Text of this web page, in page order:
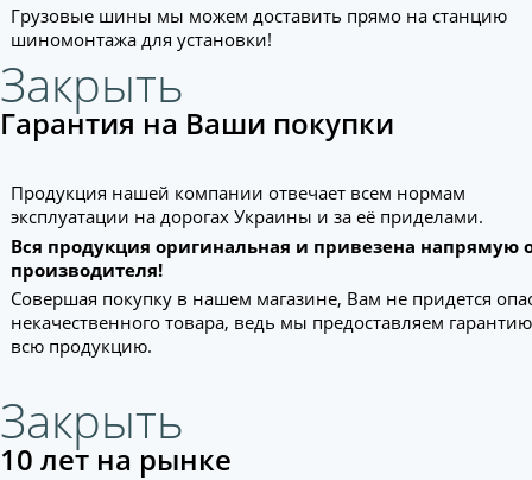
Грузовые шины мы можем доставить прямо на станцию
шиномонтажа для установки!
Закрыть
Гарантия на Ваши покупки
Продукция нашей компании отвечает всем нормам
эксплуатации на дорогах Украины и за её приделами.
Вся продукция оригинальная и привезена напрямую
производителя!
Совершая покупку в нашем магазине, Вам не придется
некачественного товара, ведь мы предоставляем
всю продукцию.
Закрыть
10 лет на рынке